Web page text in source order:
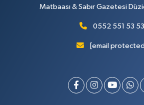
Matbaası & Sabır Gazetesi
0552 551 53 53
[email